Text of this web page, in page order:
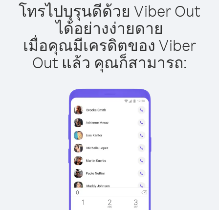
โทรไปบุรุนดีด้วย Viber Out
ได้อย่างง่ายดาย
เมื่อคุณมีเครดิตของ Viber
Out แล้ว คุณก็สามารถ: